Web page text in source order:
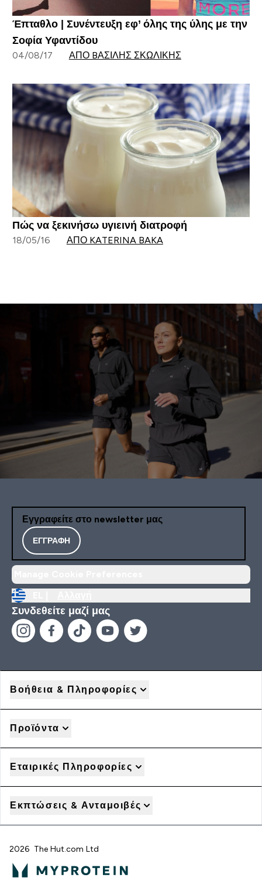
Έπταθλο | Συνέντευξη εφ’ όλης της ύλης με την
Σοφία Υφαντίδου
04/08/17 ΑΠΌ BΑΣΊΛΗΣ ΣΚΩΛΊΚΗΣ
Πώς να ξεκινήσω υγιεινή διατροφή
18/05/16 ΑΠΌ KATERINA BAKA
Εγγραφείτε στο newsletter μας
ΕΓΓΡΑΦΉ
Συνδεθείτε μαζί μας
Βοήθεια & Πληροφορίες
Προϊόντα
Εταιρικές Πληροφορίες
Εκπτώσεις & Ανταμοιβές
2026 The Hut.com Ltd